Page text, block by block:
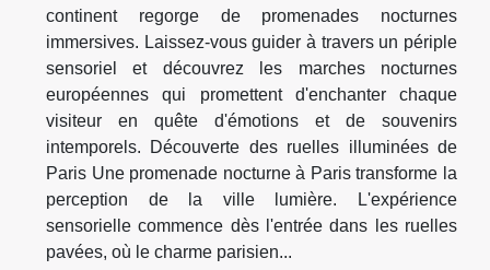
continent regorge de promenades nocturnes
immersives. Laissez-vous guider à travers un périple
sensoriel et découvrez les marches nocturnes
européennes qui promettent d'enchanter chaque
visiteur en quête d'émotions et de souvenirs
intemporels. Découverte des ruelles illuminées de
Paris Une promenade nocturne à Paris transforme la
perception de la ville lumière. L'expérience
sensorielle commence dès l'entrée dans les ruelles
pavées, où le charme parisien...